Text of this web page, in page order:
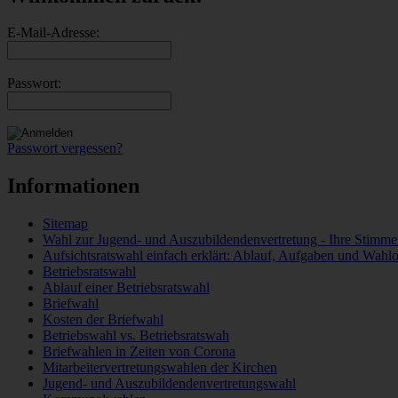
E-Mail-Adresse:
Passwort:
Passwort vergessen?
Informationen
Sitemap
Wahl zur Jugend- und Auszubildendenvertretung - Ihre
Aufsichtsratswahl einfach erklärt: Ablauf, Aufgaben und
Betriebsratswahl
Ablauf einer Betriebsratswahl
Briefwahl
Kosten der Briefwahl
Betriebswahl vs. Betriebsratswah
Briefwahlen in Zeiten von Corona
Mitarbeitervertretungswahlen der Kirchen
Jugend- und Auszubildendenvertretungswahl